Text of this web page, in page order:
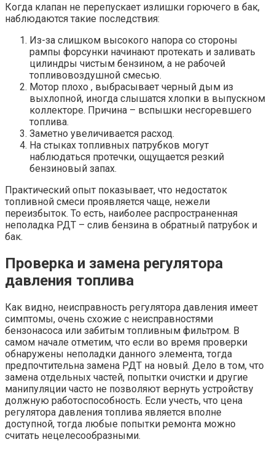
Когда клапан не перепускает излишки горючего в бак,
наблюдаются такие последствия:
Из-за слишком высокого напора со стороны
рампы форсунки начинают протекать и заливать
цилиндры чистым бензином, а не рабочей
топливовоздушной смесью.
Мотор плохо , выбрасывает черный дым из
выхлопной, иногда слышатся хлопки в выпускном
коллекторе. Причина – вспышки несгоревшего
топлива.
Заметно увеличивается расход.
На стыках топливных патрубков могут
наблюдаться протечки, ощущается резкий
бензиновый запах.
Практический опыт показывает, что недостаток
топливной смеси проявляется чаще, нежели
переизбыток. То есть, наиболее распространенная
неполадка РДТ – слив бензина в обратный патрубок и
бак.
Проверка и замена регулятора
давления топлива
Как видно, неисправность регулятора давления имеет
симптомы, очень схожие с неисправностями
бензонасоса или забитым топливным фильтром. В
самом начале отметим, что если во время проверки
обнаружены неполадки данного элемента, тогда
предпочтительна замена РДТ на новый. Дело в том, что
замена отдельных частей, попытки очистки и другие
манипуляции часто не позволяют вернуть устройству
должную работоспособность. Если учесть, что цена
регулятора давления топлива является вполне
доступной, тогда любые попытки ремонта можно
считать нецелесообразными.